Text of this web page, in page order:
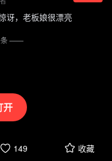
开
讶，老板娘很漂亮
149 收藏
——